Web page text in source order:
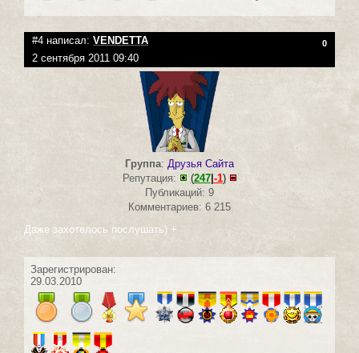
#4 написал: VENDETTA 0
2 сентября 2011 09:40
Группа: Друзья Сайта
Репутация:
(247| -1)
Публикаций: 9
Комментариев: 6 215
Даже захотелось послушать) +
Зарегистрирован:
29.03.2010